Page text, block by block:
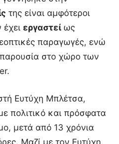
της είναι αμφότεροι
εργαστείως
παραγωγές, ενώ
παρουσία στο χώρο των
Ευτύχη Μπλέτσα,
πολιτικό και πρόσφατα
μετά από 13 χρόνια
Μαζί με τον Ευτύχη,